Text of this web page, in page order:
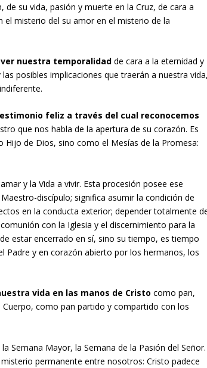
su vida, pasión y muerte en la Cruz, de cara a
misterio del su amor en el misterio de la
nuestra temporalidad de cara a la eternidad y
posibles implicaciones que traerán a nuestra
feliz a través del cual reconocemos
que nos habla de la apertura de su corazón. Es
de Dios, sino como el Mesías de la Promesa:
y la Vida a vivir. Esta procesión posee ese
discípulo; significa asumir la condición de
en la conducta exterior; depender totalmente
con la Iglesia y el discernimiento para la
estar encerrado en sí, sino su tiempo, es tiempo
Padre y en corazón abierto por los hermanos, los
vida en las manos de Cristo como pan,
como pan partido y compartido con los
Semana Mayor, la Semana de la Pasión del Señor.
permanente entre nosotros: Cristo padece